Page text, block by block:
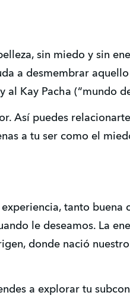
sin miedo y sin
a desmembrar
al Kay Pacha (“mundo
Así puedes
a tu ser como el
tanto buena
le deseamos. La
donde nació nuestro
a explorar tu